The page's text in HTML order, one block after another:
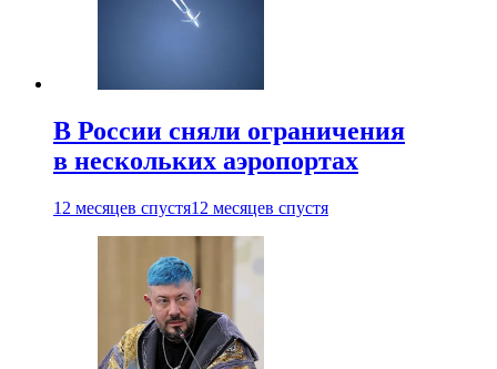
В России сняли ограничения
в нескольких аэропортах
12 месяцев спустя12 месяцев спустя